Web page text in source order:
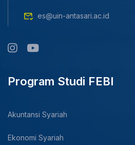
es@uin-antasari.ac.id
Program Studi FEBI
Akuntansi Syariah
Ekonomi Syariah